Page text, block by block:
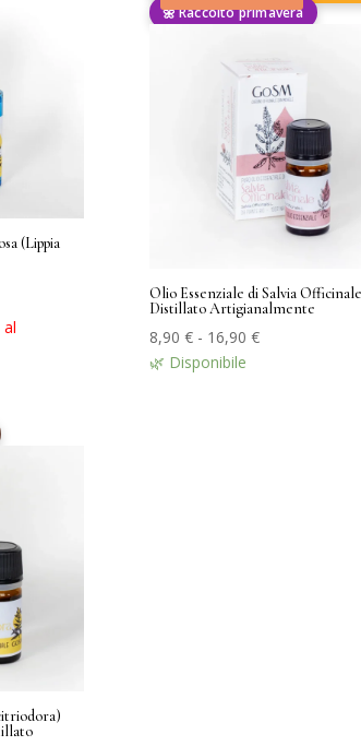
(Lippia
🌼 Raccolto primavera
Olio Essenziale di Salvia
Distillato Artigianalmente
8,90 € - 16,90 €Fascia
🌿 Disponibile